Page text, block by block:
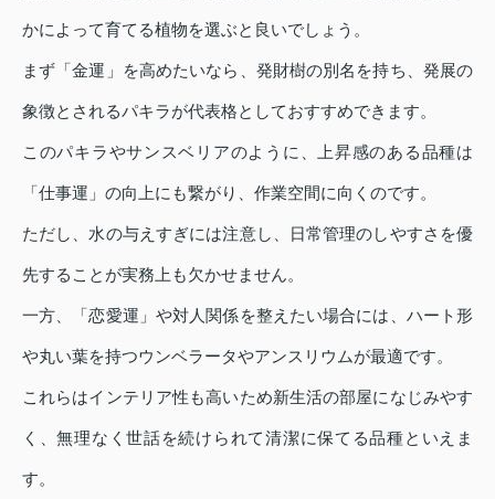
かによって育てる植物を選ぶと良いでしょう。
まず「金運」を高めたいなら、発財樹の別名を持ち、発展の
象徴とされるパキラが代表格としておすすめできます。
このパキラやサンスベリアのように、上昇感のある品種は
「仕事運」の向上にも繋がり、作業空間に向くのです。
ただし、水の与えすぎには注意し、日常管理のしやすさを優
先することが実務上も欠かせません。
一方、「恋愛運」や対人関係を整えたい場合には、ハート形
や丸い葉を持つウンベラータやアンスリウムが最適です。
これらはインテリア性も高いため新生活の部屋になじみやす
く、無理なく世話を続けられて清潔に保てる品種といえま
す。